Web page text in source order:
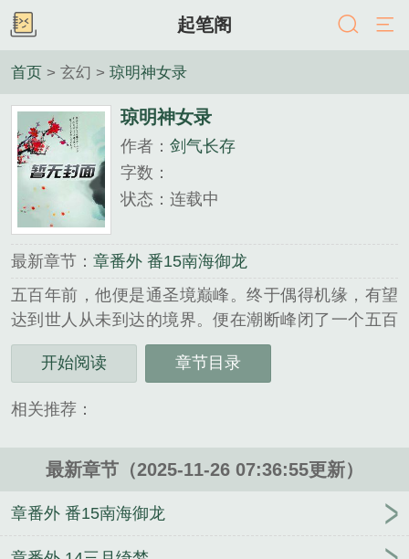
起笔阁
首页 > 玄幻 > 琼明神女录
琼明神女录
作者： 剑气长存
字数：
状态：连载中
最新章节： 章番外 番15南海御龙
五百年前，他便是通圣境巅峰。终于偶得机缘，有望
达到世人从未到达的境界。便在潮断峰闭了一个五百
二十年的大关。如今他提前出关。却发现自己通圣境
界如海的法力都消失得一干二净。但是自己的境界却
如同少年便是最好的证明。淬体炼魄，拔污除秽之
没有法力施展，和废人有什么区别？他需要二十年时
《琼明神女录》是剑气长存精心创作的玄幻类小说。
开始阅读 章节目录
相关推荐：
最新章节（2025-11-26 07:36:55更新）
章番外 番15南海御龙